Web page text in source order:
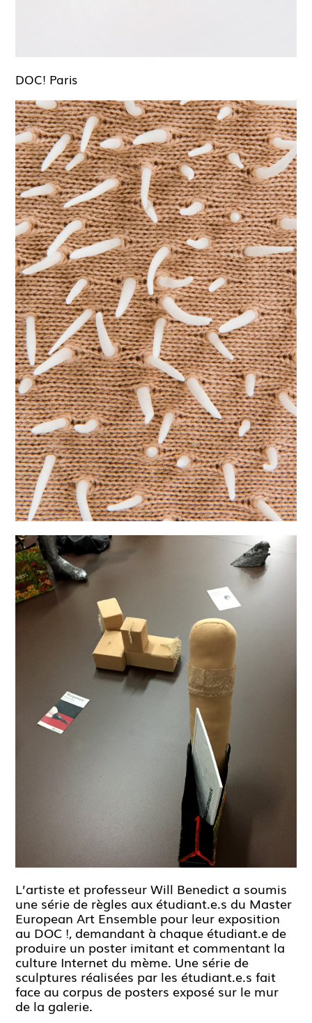
DOC! Paris
L’artiste et professeur Will Benedict a soumis
une série de règles aux étudiant.e.s du Master
European Art Ensemble pour leur exposition
au DOC !, demandant à chaque étudiant.e de
produire un poster imitant et commentant la
culture Internet du mème. Une série de
sculptures réalisées par les étudiant.e.s fait
face au corpus de posters exposé sur le mur
de la galerie.